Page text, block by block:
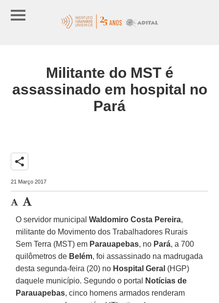
Militante do MST é
assassinado em hospital no
Pará
share
21 Março 2017
O servidor municipalWaldomiro Costa Pereira,
militante do Movimento dos Trabalhadores Rurais
Sem Terra (MST) em Parauapebas, no Pará, a 700
quilômetros de Belém, foi assassinado na madrugada
desta segunda-feira (20) no Hospital Geral (HGP)
daquele município. Segundo o portal
Notícias de
Parauapebas, cinco homens armados renderam